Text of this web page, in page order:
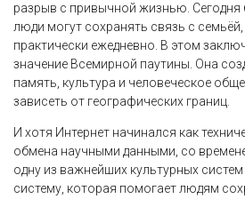
разрыв с привычной жизнью. Сегодня
люди могут сохранять связь с
практически ежедневно. В этом
значение Всемирной паутины. Она
память, культура и человеческое
зависеть от географических границ.
И хотя Интернет начинался как
обмена научными данными, со
одну из важнейших культурных
систему, которая помогает людям